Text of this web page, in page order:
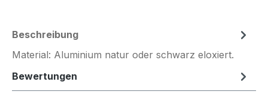
Beschreibung
Material: Aluminium natur oder schwarz eloxiert.
Bewertungen